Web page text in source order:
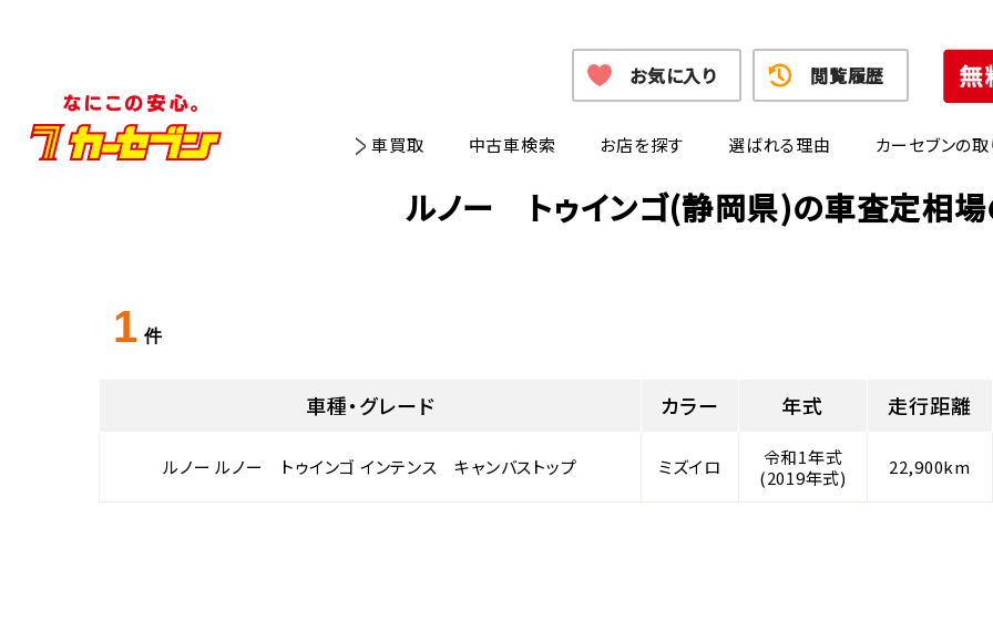
車買取 中古車検索 お店を探す 選ばれる理由 カーセブンの
お気に入り 閲覧履歴
ルノー トゥインゴ(静岡県)の車査定相
1 件
車種・グレード カラー 年式 走行距離
ルノー ルノー トゥインゴ インテンス キャンバストップ ミズイロ
令和1年式
(2019年式)
22,900km